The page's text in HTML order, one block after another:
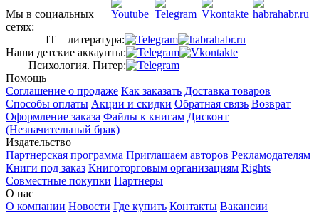
Мы в социальных
сетях:
IT – литература:
Наши детские аккаунты:
Психология. Питер:
Помощь
Соглашение о продаже Как заказать Доставка товаров
Способы оплаты Акции и скидки Обратная связь Возврат
Оформление заказа Файлы к книгам Дисконт
(Незначительный брак)
Издательство
Партнерская программа Приглашаем авторов Рекламодателям
Книги под заказ Книготорговым организациям Rights
Совместные покупки Партнеры
О нас
О компании Новости Где купить Контакты Вакансии